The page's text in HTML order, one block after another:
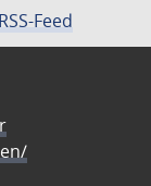
RSS-Feed